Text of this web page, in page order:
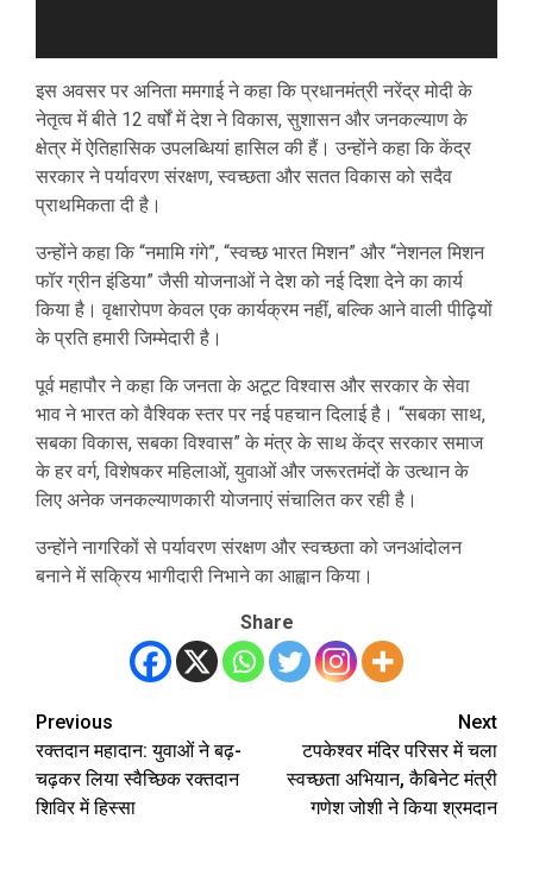
इस अवसर पर अनिता ममगाई ने कहा कि प्रधानमंत्री नरेंद्र मोदी के
नेतृत्व में बीते 12 वर्षों में देश ने विकास, सुशासन और जनकल्याण के
क्षेत्र में ऐतिहासिक उपलब्धियां हासिल की हैं। उन्होंने कहा कि केंद्र
सरकार ने पर्यावरण संरक्षण, स्वच्छता और सतत विकास को सदैव
प्राथमिकता दी है।
उन्होंने कहा कि “नमामि गंगे”, “स्वच्छ भारत मिशन” और “नेशनल मिशन
फॉर ग्रीन इंडिया” जैसी योजनाओं ने देश को नई दिशा देने का कार्य
किया है। वृक्षारोपण केवल एक कार्यक्रम नहीं, बल्कि आने वाली पीढ़ियों
के प्रति हमारी जिम्मेदारी है।
पूर्व महापौर ने कहा कि जनता के अटूट विश्वास और सरकार के सेवा
भाव ने भारत को वैश्विक स्तर पर नई पहचान दिलाई है। “सबका साथ,
सबका विकास, सबका विश्वास” के मंत्र के साथ केंद्र सरकार समाज
के हर वर्ग, विशेषकर महिलाओं, युवाओं और जरूरतमंदों के उत्थान के
लिए अनेक जनकल्याणकारी योजनाएं संचालित कर रही है।
उन्होंने नागरिकों से पर्यावरण संरक्षण और स्वच्छता को जनआंदोलन
बनाने में सक्रिय भागीदारी निभाने का आह्वान किया।
Share
Post
navigation
Previous
रक्तदान महादान: युवाओं ने बढ़-
चढ़कर लिया स्वैच्छिक रक्तदान
शिविर में हिस्सा
Next
टपकेश्वर मंदिर परिसर में चला
स्वच्छता अभियान, कैबिनेट मंत्री
गणेश जोशी ने किया श्रमदान